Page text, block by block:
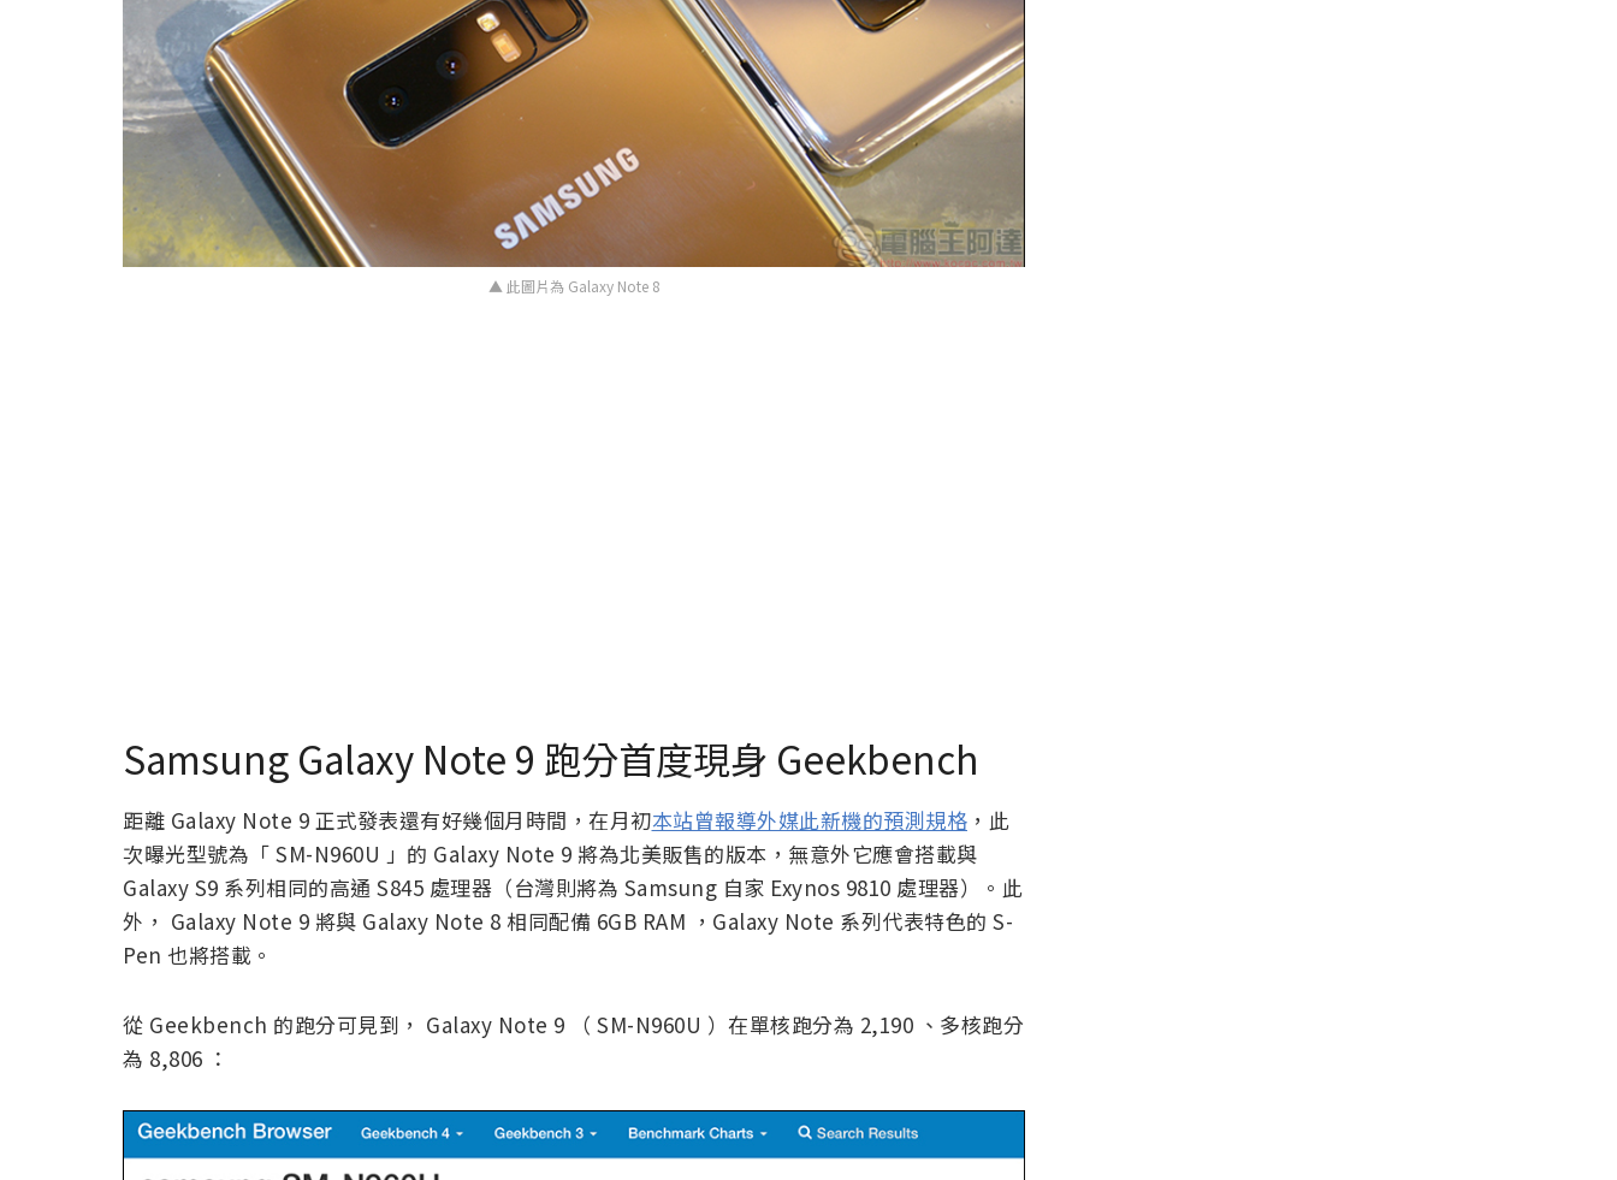
▲ 此圖片為 Galaxy Note 8
Samsung Galaxy Note 9 跑分首度現身 Geekbench
距離 Galaxy Note 9 正式發表還有好幾個月時間，在月初本站曾報導外媒此新機的預測規格 ，此
次曝光型號為「 SM-N960U 」的 Galaxy Note 9 將為北美販售的版本，無意外它應會搭載與
Galaxy S9 系列相同的高通 S845 處理器（台灣則將為 Samsung 自家 Exynos 9810 處理器）。此
外， Galaxy Note 9 將與 Galaxy Note 8 相同配備 6GB RAM ，Galaxy Note 系列代表特色的 S-
Pen 也將搭載。
從 Geekbench 的跑分可見到， Galaxy Note 9 （ SM-N960U ）在單核跑分為 2,190 、多核跑分
為 8,806 ：